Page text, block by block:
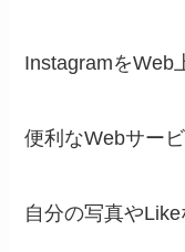
InstagramをWeb
便利なWebサー
自分の写真や